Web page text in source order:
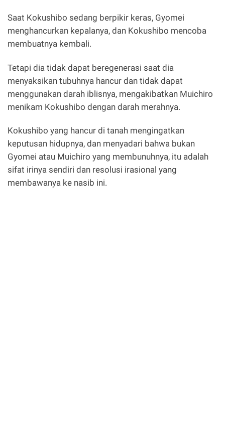
Saat Kokushibo sedang berpikir keras, Gyomei
menghancurkan kepalanya, dan Kokushibo mencoba
membuatnya kembali.
Tetapi dia tidak dapat beregenerasi saat dia
menyaksikan tubuhnya hancur dan tidak dapat
menggunakan darah iblisnya, mengakibatkan Muichiro
menikam Kokushibo dengan darah merahnya.
Kokushibo yang hancur di tanah mengingatkan
keputusan hidupnya, dan menyadari bahwa bukan
Gyomei atau Muichiro yang membunuhnya, itu adalah
sifat irinya sendiri dan resolusi irasional yang
membawanya ke nasib ini.